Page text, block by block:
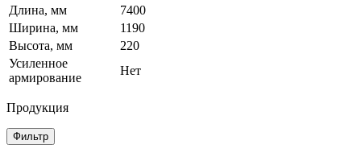
Длина, мм
7400
Ширина, мм
1190
Высота, мм
220
Усиленное
армирование
Нет
Продукция
Фильтр